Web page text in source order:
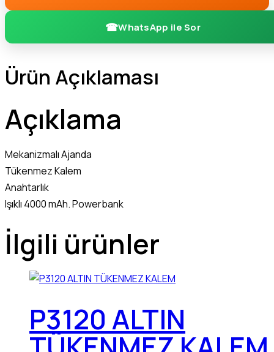
WhatsApp ile Sor
Ürün Açıklaması
Açıklama
Mekanizmalı Ajanda
Tükenmez Kalem
Anahtarlık
Işıklı 4000 mAh. Powerbank
İlgili ürünler
P3120 ALTIN